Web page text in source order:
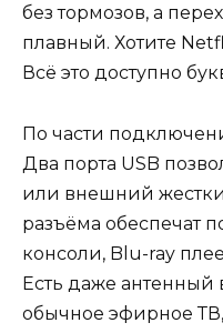
без тормозов, а
плавный. Хотите
Всё это доступно
По части
Два порта USB
или внешний
разъёма обеспечат
консоли, Blu-ray
Есть даже антенный
обычное эфирное ТВ,